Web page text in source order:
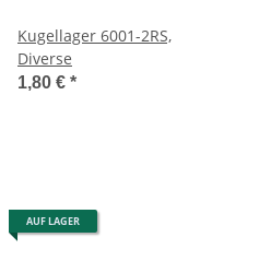
Kugellager 6001-2RS,
Diverse
1,80 € *
AUF LAGER